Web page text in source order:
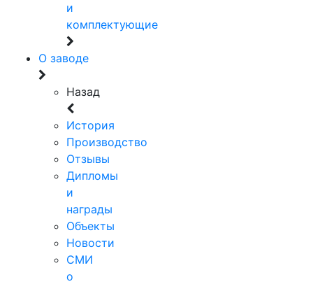
и
комплектующие
О заводе
Назад
История
Производство
Отзывы
Дипломы
и
награды
Объекты
Новости
СМИ
о